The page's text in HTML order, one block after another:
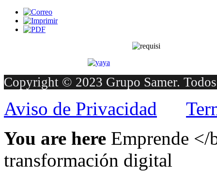
Copyright © 2023 Grupo Samer.
Aviso de Privacidad
You are here Emprende
transformación digital